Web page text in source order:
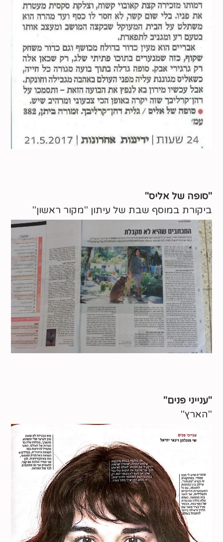
"סופה של אליס"
ביקורת במוסף שבת של עיתון "מקור ראשון"
"ענייני פנים"
"הארץ"